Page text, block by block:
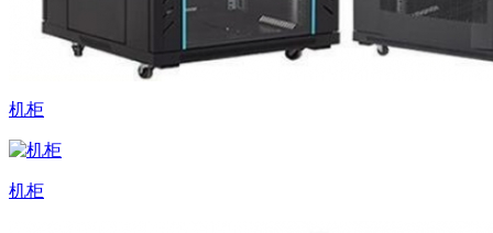
机柜
机柜